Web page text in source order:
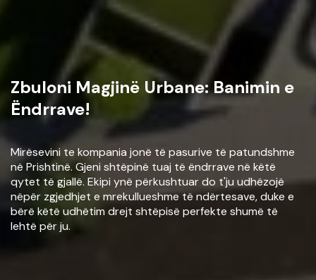
Zbuloni Magjinë Urbane: Banimin e
Ëndrrave!
Mirësevini te kompania jonë të pasurive të patundshme
në Prishtinë. Gjeni shtëpinë tuaj të ëndrrave në këtë
qytet të gjallë. Ekipi ynë përkushtuar do t'ju udhëzojë
nëpër zgjedhjet e mrekullueshme të ndërtesave, duke e
bërë këtë udhëtim drejt shtëpisë perfekte shumë të
lehtë për ju.